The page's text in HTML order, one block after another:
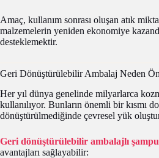
Amaç, kullanım sonrası oluşan atık
malzemelerin yeniden ekonomiye
desteklemektir.
Geri Dönüştürülebilir Ambalaj Neden
Her yıl dünya genelinde milyarlarca
kullanılıyor. Bunların önemli bir kısmı
dönüştürülmediğinde çevresel yük
Geri dönüştürülebilir ambalajlı
avantajları sağlayabilir: